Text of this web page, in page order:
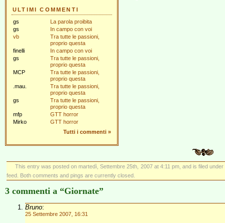
ULTIMI COMMENTI
gs
La parola proibita
gs
In campo con voi
vb
Tra tutte le passioni,
proprio questa
finelli
In campo con voi
gs
Tra tutte le passioni,
proprio questa
MCP
Tra tutte le passioni,
proprio questa
.mau.
Tra tutte le passioni,
proprio questa
gs
Tra tutte le passioni,
proprio questa
mfp
GTT horror
Mirko
GTT horror
Tutti i commenti »
This entry was posted on martedì, Settembre 25th, 2007 at 4:11 pm, and is filed under
feed. Both comments and pings are currently closed.
3 commenti a “Giornate”
Bruno:
25 Settembre 2007, 16:31